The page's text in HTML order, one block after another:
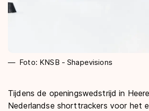
Foto: KNSB - Shapevisions
Tijdens de openingswedstrijd in
Nederlandse shorttrackers voor het